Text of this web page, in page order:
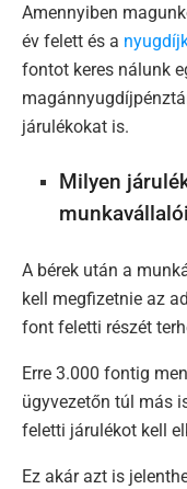
Amennyiben
év felett és a
fontot keres nálunk
járulékokat is.
Milyen
A bérek után a
kell megfizetnie az
font feletti részét
Erre 3.000 fontig
ügyvezetőn túl más
feletti járulékot kell
Ez akár azt is